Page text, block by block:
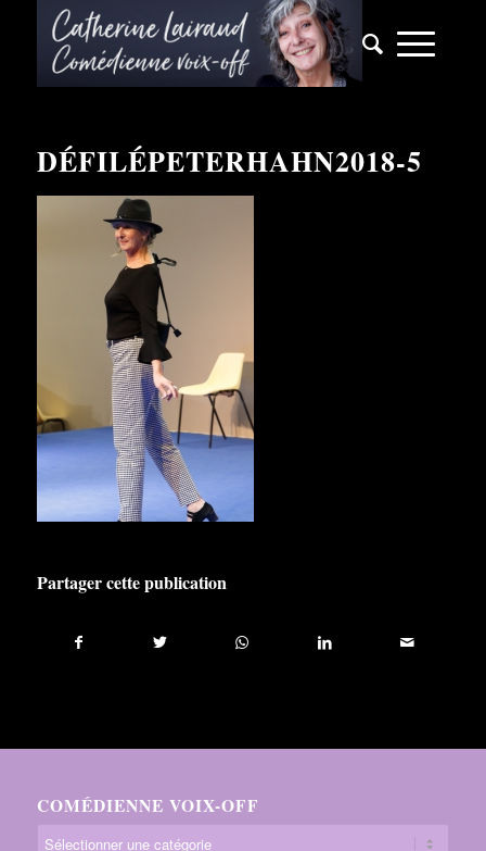
DÉFILÉPETERHAHN2018-5
Partager cette publication
COMÉDIENNE VOIX-OFF